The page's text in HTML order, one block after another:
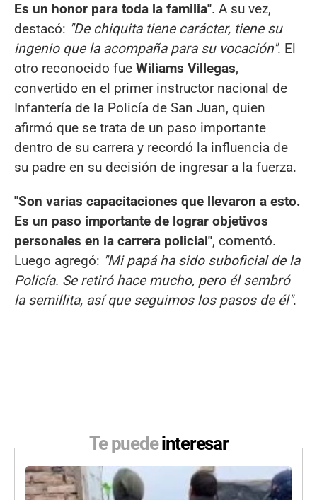
Es un honor para toda la familia". A su vez,
destacó: "De chiquita tiene carácter, tiene su
ingenio que la acompaña para su vocación". El
otro reconocido fue Wiliams Villegas,
convertido en el primer instructor nacional de
Infantería de la Policía de San Juan, quien
afirmó que se trata de un paso importante
dentro de su carrera y recordó la influencia de
su padre en su decisión de ingresar a la fuerza.
"Son varias capacitaciones que llevaron a esto.
Es un paso importante de lograr objetivos
personales en la carrera policial", comentó.
Luego agregó: "Mi papá ha sido suboficial de la
Policía. Se retiró hace mucho, pero él sembró
la semillita, así que seguimos los pasos de él".
Te puedeinteresar